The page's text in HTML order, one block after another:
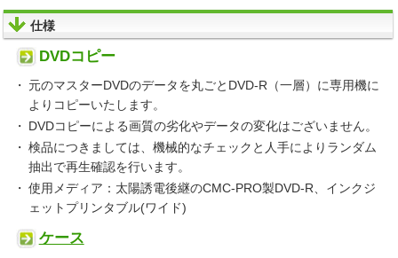
仕様
DVDコピー
元のマスターDVDのデータを丸ごとDVD-R（一層）に専用機に
よりコピーいたします。
DVDコピーによる画質の劣化やデータの変化はございません。
検品につきましては、機械的なチェックと人手によりランダム
抽出で再生確認を行います。
使用メディア：太陽誘電後継のCMC-PRO製DVD-R、インクジ
ェットプリンタブル(ワイド)
ケース